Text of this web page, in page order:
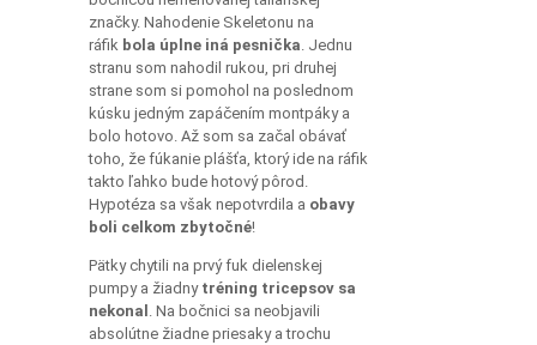
značky. Nahodenie Skeletonu na
ráfik bola úplne iná pesnička . Jednu
stranu som nahodil rukou, pri druhej
strane som si pomohol na poslednom
kúsku jedným zapáčením montpáky a
bolo hotovo. Až som sa začal obávať
toho, že fúkanie plášťa, ktorý ide na ráfik
takto ľahko bude hotový pôrod.
Hypotéza sa však nepotvrdila a obavy
boli celkom zbytočné!
Pätky chytili na prvý fuk dielenskej
pumpy a žiadny tréning tricepsov sa
nekonal . Na bočnici sa neobjavili
absolútne žiadne priesaky a trochu